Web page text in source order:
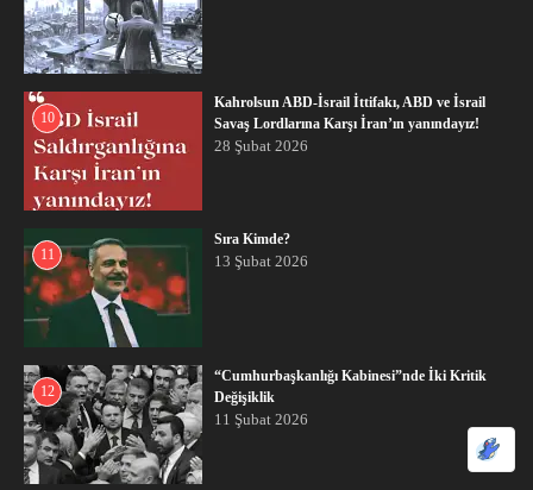
10
Kahrolsun ABD-İsrail İttifakı, ABD ve İsrail
Savaş Lordlarına Karşı İran’ın yanındayız!
28 Şubat 2026
11
Sıra Kimde?
13 Şubat 2026
12
“Cumhurbaşkanlığı Kabinesi”nde İki Kritik
Değişiklik
11 Şubat 2026